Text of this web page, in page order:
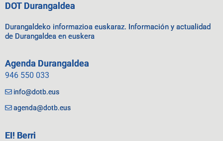
DOT Durangaldea
Durangaldeko informazioa euskaraz. Información y actualidad
de Durangaldea en euskera
Agenda Durangaldea
946 550 033
info@dotb.eus
agenda@dotb.eus
EI! Berri